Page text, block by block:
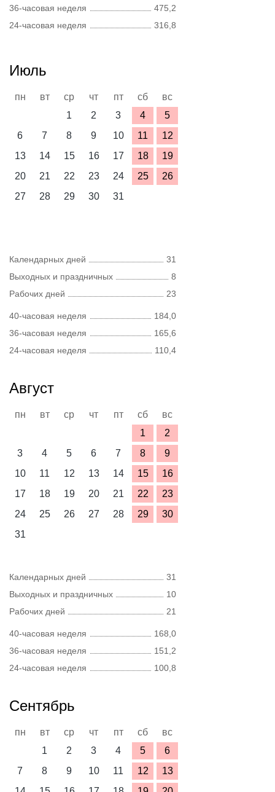
36-часовая неделя
475,2
24-часовая неделя
316,8
Июль
пн вт ср чт пт сб
вс
1
2 3 4
5
6
7 8 9 10 11
12
13
14 15 16 17 18
19
20
21 22 23 24 25
26
27
28 29 30 31
Календарных дней
31
Выходных и праздничных
8
Рабочих дней
23
40-часовая неделя
184,0
36-часовая неделя
165,6
24-часовая неделя
110,4
Август
пн вт ср чт пт сб
вс
1
2
3
4 5 6 7 8
9
10
11 12 13 14 15
16
17
18 19 20 21 22
23
24
25 26 27 28 29
30
31
Календарных дней
31
Выходных и праздничных
10
Рабочих дней
21
40-часовая неделя
168,0
36-часовая неделя
151,2
24-часовая неделя
100,8
Сентябрь
пн вт ср чт пт сб
вс
1
2 3 4 5
6
7
8 9 10 11 12
13